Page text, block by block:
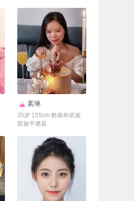
素琳
35岁 155cm 黔南布依族
苗族平塘县